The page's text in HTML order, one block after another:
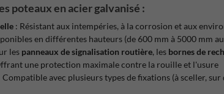
poteaux en acier galvanisé :
: Résistant aux intempéries, à la corrosion et aux
en différentes hauteurs (de 600 mm à 5000 mm
les panneaux de signalisation routière, les bornes de
une protection maximale contre la rouille et l'usure
Compatible avec plusieurs types de fixations (à sceller, sur